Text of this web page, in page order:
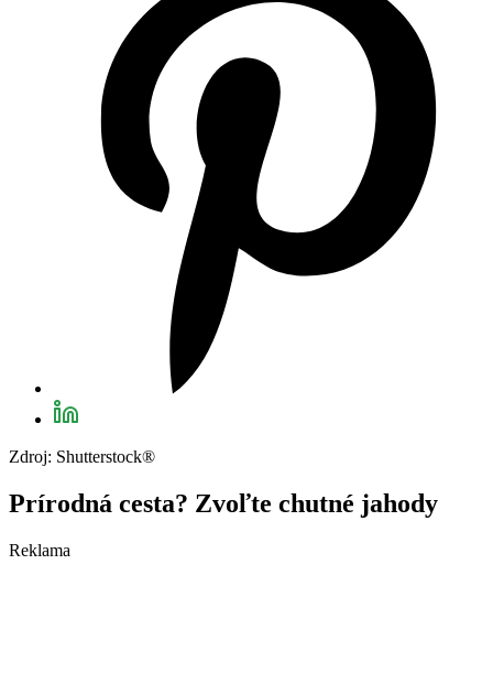
Zdroj: Shutterstock®
Prírodná cesta? Zvoľte chutné jahody
Reklama